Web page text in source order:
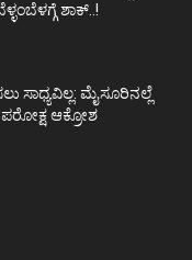
ಶಾಕ್..!
ಸಾಧ್ಯವಿಲ್ಲ: ಮೈಸೂರಿನಲ್ಲೆ
ಪರೋಕ್ಷ ಆಕ್ರೋಶ